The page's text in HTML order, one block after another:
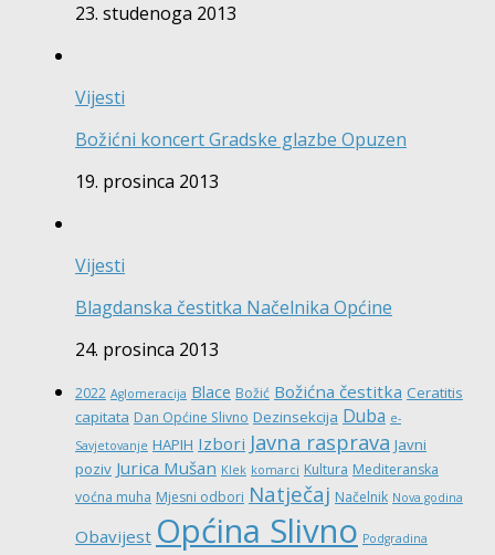
23. studenoga 2013
Vijesti
Božićni koncert Gradske glazbe Opuzen
19. prosinca 2013
Vijesti
Blagdanska čestitka Načelnika Općine
24. prosinca 2013
2022 Aglomeracija Blace Božić Božićna čestitka Ceratitis
capitata Dan Općine Slivno Dezinsekcija Duba e-
Savjetovanje HAPIH Izbori Javna rasprava Javni
poziv Jurica Mušan Klek komarci Kultura Mediteranska
voćna muha Mjesni odbori Natječaj Načelnik Nova godina
Obavijest Općina Slivno Podgradina